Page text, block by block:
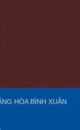
HÒA BÌNH XUÂN